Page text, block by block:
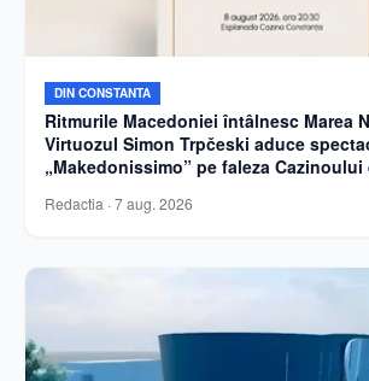
DIN CONSTANTA
Ritmurile Macedoniei întâlnesc Marea
Virtuozul Simon Trpčeski aduce
„Makedonissimo” pe faleza
Redactia · 7 aug. 2026